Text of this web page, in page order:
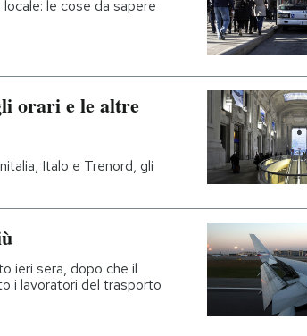
le cose da sapere
orari e le altre
Italo e Trenord, gli
ieri sera, dopo che il
i lavoratori del trasporto